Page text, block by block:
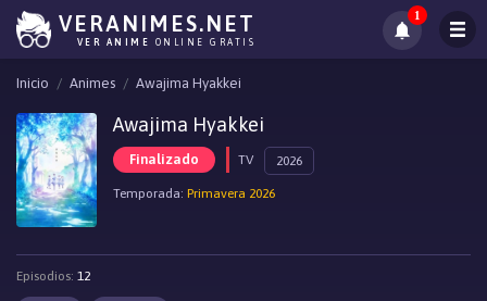
VERANIMES.NET
VER ANIME ONLINE GRATIS
1
Inicio Animes Awajima Hyakkei
Awajima Hyakkei
Finalizado TV 2026
Temporada: Primavera 2026
Episodios: 12